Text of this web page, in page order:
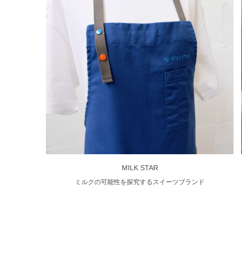
MILK STAR
ミルクの可能性を探究するスイーツブランド